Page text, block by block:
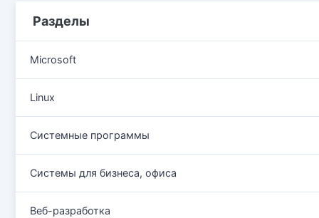
Разделы
Microsoft
Linux
Системные программы
Системы для бизнеса, офиса
Веб-разработка